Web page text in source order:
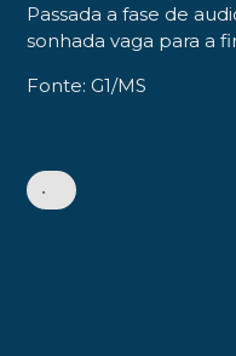
Passada a fase de
sonhada vaga para a
Fonte: G1/MS
•